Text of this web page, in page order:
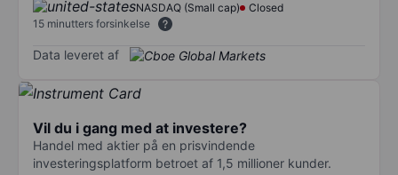
NASDAQ (Small cap)
Closed
15 minutters forsinkelse
Data leveret af
Vil du i gang med at investere?
Handel med aktier på en prisvindende
investeringsplatform betroet af 1,5 millioner kunder.